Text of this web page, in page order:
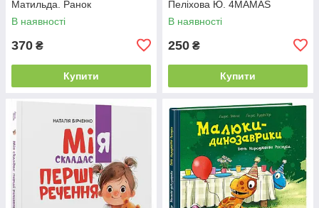
Матильда. Ранок
В наявності
370 ₴
Купити
Пеліхова Ю. 4MAMAS
В наявності
250 ₴
Купити